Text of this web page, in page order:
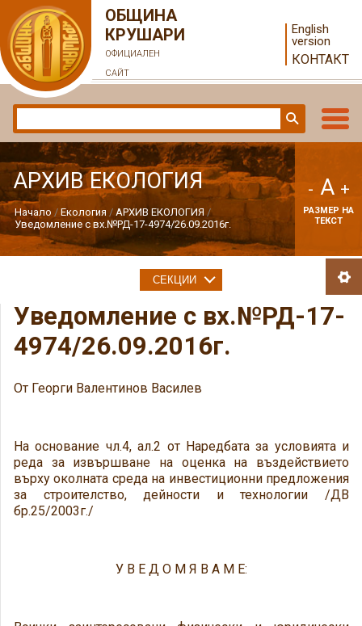
ОБЩИНА
КРУШАРИ
ОФИЦИАЛЕН
САЙТ
English
version
КОНТАКТ
АРХИВ ЕКОЛОГИЯ
Начало Екология
АРХИВ ЕКОЛОГИЯ
Уведомление с вх.№РД-17-4974/26.09.2016г.
- A +
РАЗМЕР НА
ТЕКСТ
Уведомление с вх.№РД-17-
4974/26.09.2016г.
От Георги Валентинов Василев
На основание чл.4, ал.2 от Наредбата за условията и
реда за извършване на оценка на въздействието
върху околната среда на инвестиционни предложения
за строителство, дейности и технологии /ДВ
бр.25/2003г./
У В Е Д О М Я В А М Е:
СЕКЦИИ